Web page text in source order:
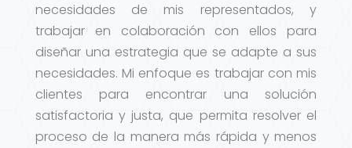
necesidades de mis representados, y
trabajar en colaboración con ellos para
diseñar una estrategia que se adapte a sus
necesidades. Mi enfoque es trabajar con mis
clientes para encontrar una solución
satisfactoria y justa, que permita resolver el
proceso de la manera más rápida y menos